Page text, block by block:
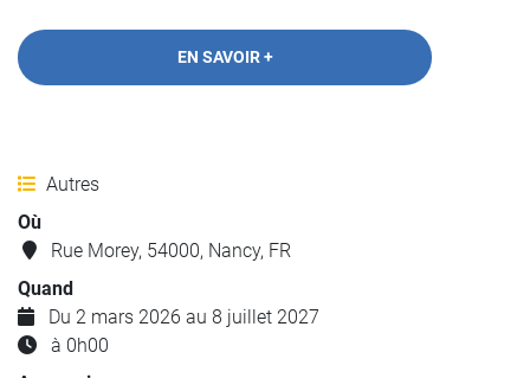
EN SAVOIR +
Autres
Où
Rue Morey, 54000, Nancy, FR
Quand
Du 2 mars 2026 au 8 juillet 2027
à 0h00